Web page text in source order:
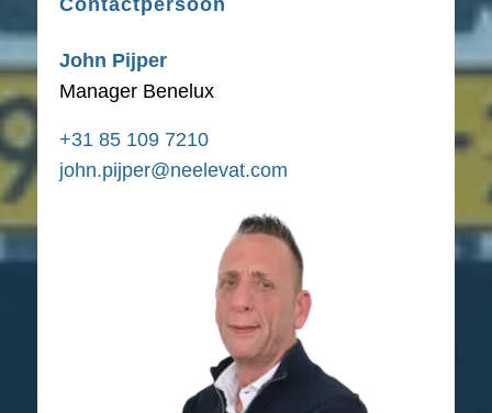
Contactpersoon
John Pijper
Manager Benelux
+31 85 109 7210
john.pijper@neelevat.com